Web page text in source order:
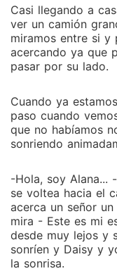
Casi llegando a
ver un camión
miramos entre si
acercando ya que
pasar por su lado.
Cuando ya
paso cuando
que no habíamos
sonriendo
-Hola, soy Alana...
se voltea hacia el
acerca un señor
mira ­- Este es mi
desde muy lejos y
sonríen y Daisy y
la sonrisa.